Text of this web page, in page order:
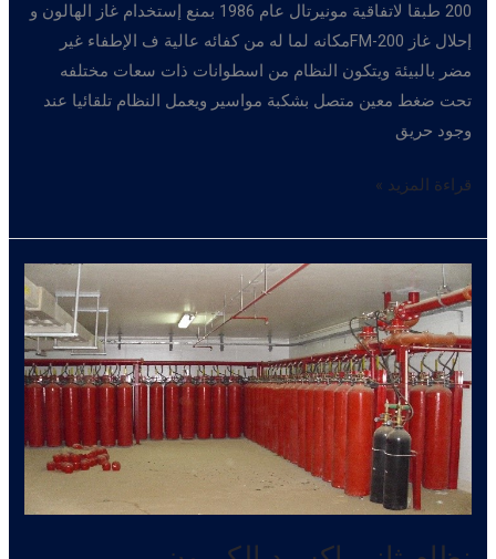
200 طبقا لاتفاقية مونيرتال عام 1986 بمنع إستخدام غاز الهالون و
إحلال غاز FM-200مكانه لما له من كفائه عالية ف الإطفاء غير
مضر بالبيئة ويتكون النظام من اسطوانات ذات سعات مختلفه
تحت ضغط معين متصل بشكبة مواسير ويعمل النظام تلقائيا عند
وجود حريق
نظام
200
قراءة المزيد »